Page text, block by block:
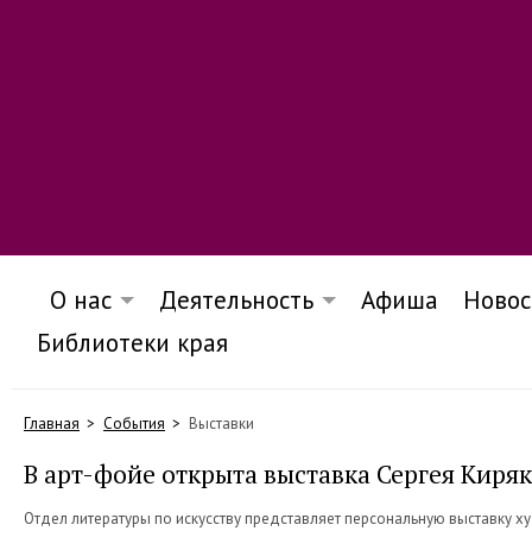
О нас Деятельность Афиша
Библиотеки края
Главная События Выставки
В арт-фойе открыта выставка Сергея
​Отдел литературы по искусству представляет персональную выставку